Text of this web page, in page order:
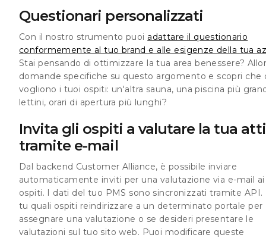
Questionari personalizzati
Con il nostro strumento puoi adattare il questionario
conformemente al tuo brand e alle esigenze della tua
Stai pensando di ottimizzare la tua area benessere?
domande specifiche su questo argomento e scopri che
vogliono i tuoi ospiti: un'altra sauna, una piscina più
lettini, orari di apertura più lunghi?
Invita gli ospiti a valutare la tua
tramite e-mail
Dal backend Customer Alliance, è possibile inviare
automaticamente inviti per una valutazione via e-mail
ospiti. I dati del tuo PMS sono sincronizzati tramite API.
tu quali ospiti reindirizzare a un determinato portale per
assegnare una valutazione o se desideri presentare le
valutazioni sul tuo sito web. Puoi modificare queste